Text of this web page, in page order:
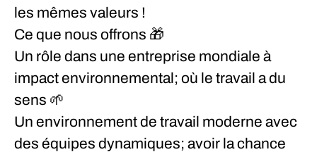
les mêmes valeurs !
Ce que nous offrons 🎁
Un rôle dans une entreprise mondiale à
impact environnemental; où le travail a du
sens 🌱
Un environnement de travail moderne avec
des équipes dynamiques; avoir la chance